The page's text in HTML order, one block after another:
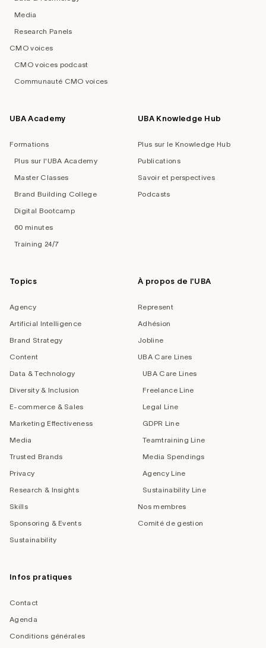
Media
Research Panels
CMO voices
CMO voices podcast
Communauté CMO voices
UBA Academy
Formations
Plus sur l'UBA Academy
Master Classes
Brand Building College
Digital Bootcamp
60 minutes
Training 24/7
UBA Knowledge Hub
Plus sur le Knowledge Hub
Publications
Savoir et perspectives
Podcasts
Topics
Agency
Artificial Intelligence
Brand Strategy
Content
Data & Technology
Diversity & Inclusion
E-commerce & Sales
Marketing Effectiveness
Media
Trusted Brands
Privacy
Research & Insights
Skills
Sponsoring & Events
Sustainability
À propos de l'UBA
Represent
Adhésion
Jobline
UBA Care Lines
UBA Care Lines
Freelance Line
Legal Line
GDPR Line
Teamtraining Line
Media Spendings
Agency Line
Sustainability Line
Nos membres
Comité de gestion
Infos pratiques
Contact
Agenda
Conditions générales